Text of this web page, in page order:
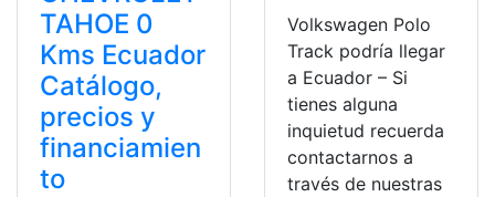
TAHOE 0
Kms Ecuador
Catálogo,
precios y
financiamien
to
Volkswagen Polo
Track podría llegar
a Ecuador – Si
tienes alguna
inquietud recuerda
contactarnos a
través de nuestras